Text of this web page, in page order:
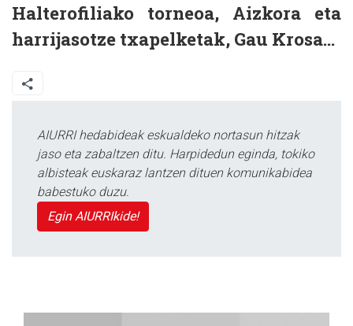
Halterofiliako torneoa, Aizkora eta
harrijasotze txapelketak, Gau Krosa…
AIURRI hedabideak eskualdeko nortasun hitzak
jaso eta zabaltzen ditu. Harpidedun eginda, tokiko
albisteak euskaraz lantzen dituen komunikabidea
babestuko duzu.
Egin AIURRIkide!